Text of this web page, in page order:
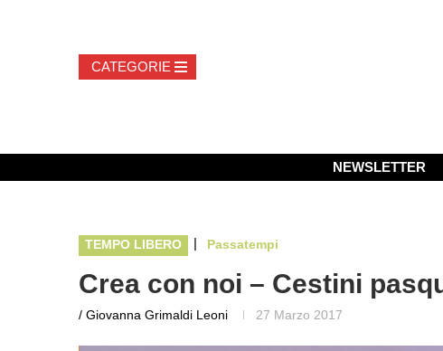
NEWSLETTER
TEMPO LIBERO | Passatempi
Crea con noi – Cestini
/ Giovanna Grimaldi Leoni 27 Marzo 2017